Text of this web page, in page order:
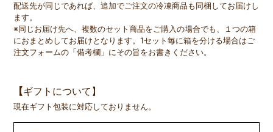
配送先が同じであれば、追加でご注文の冷凍商品も同梱してお届けし
ます。
※同じお届け先へ、複数のセット商品をご購入の場合でも、１つの箱
におまとめしてお届けとなります。1セット毎に箱を分ける場合はご
注文フォームの「備考欄」にその旨をお書きください。
【ギフトについて】
現在ギフト包装に対応しておりません。